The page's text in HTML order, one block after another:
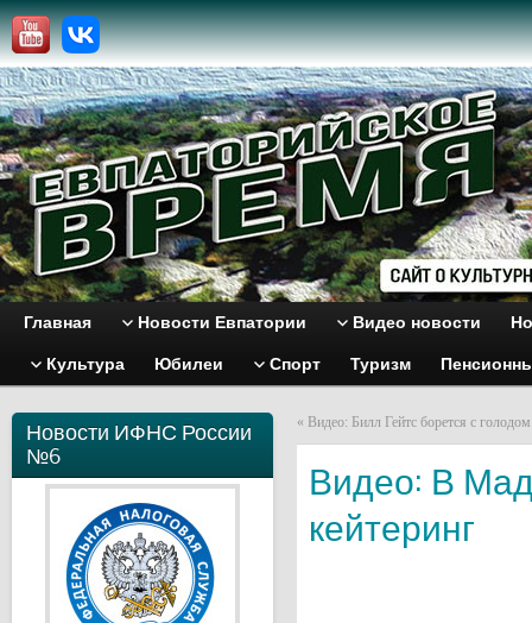
Главная Новости Евпатории Видео новости
Культура Юбилеи Спорт Туризм
Новости ИФНС России
№6
« Видео: Билл Гейтс борется с голодом
Видео: В
кейтеринг